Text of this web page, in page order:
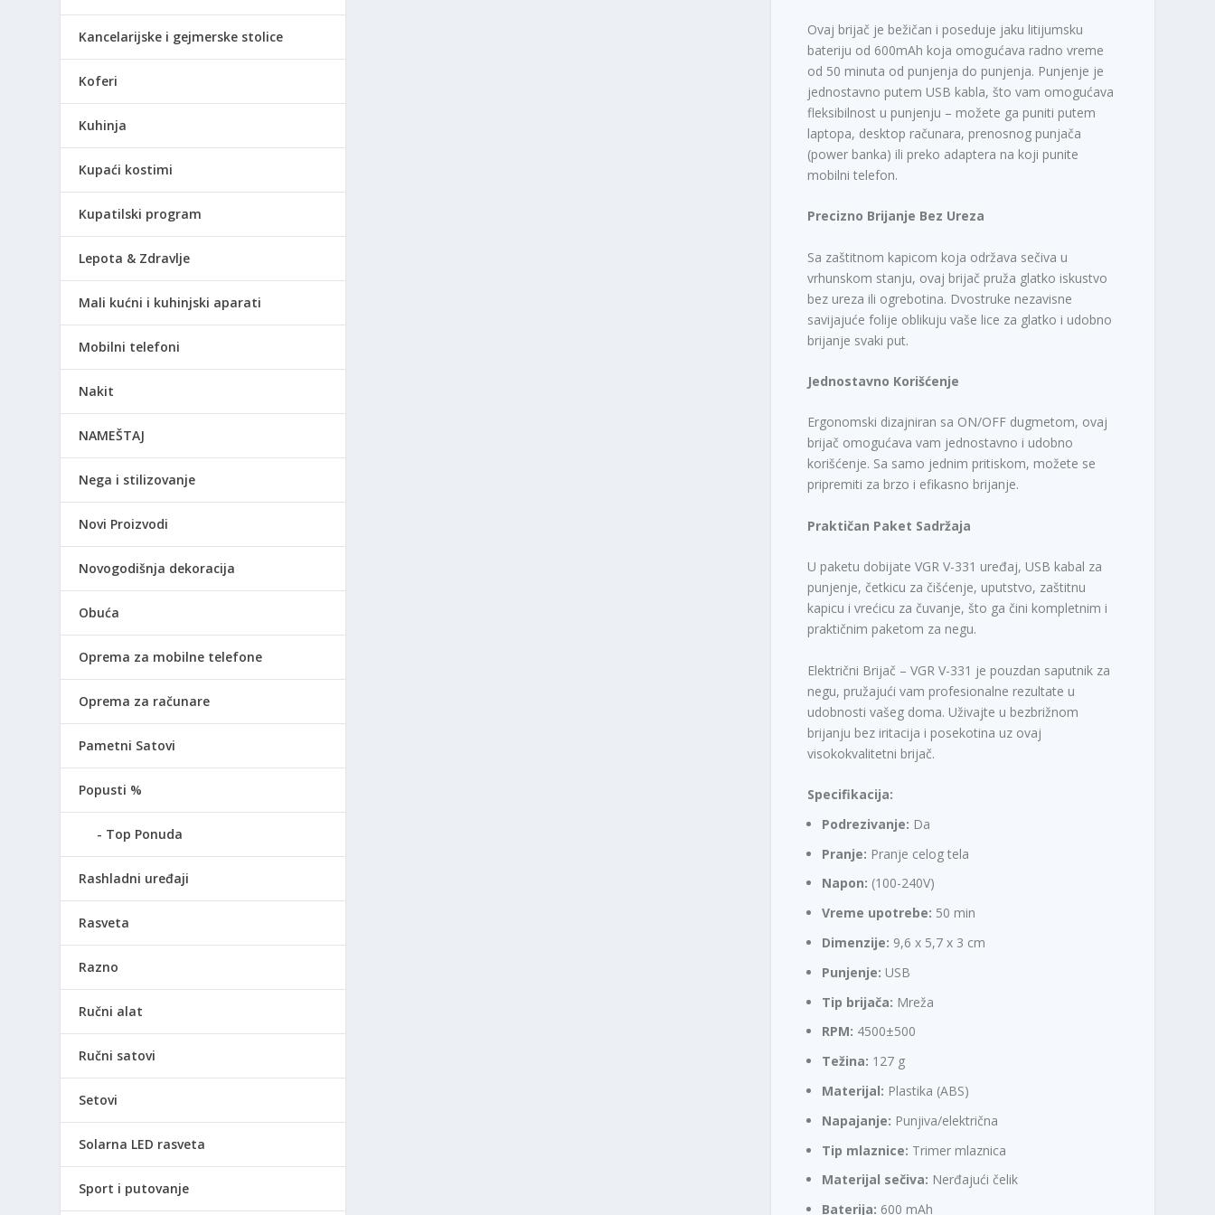
R
S
D
.
Ovaj brijač je bežičan i poseduje jaku litijumsku
bateriju od 600mAh koja omogućava radno vreme
od 50 minuta od punjenja do punjenja. Punjenje je
jednostavno putem USB kabla, što vam omogućava
fleksibilnost u punjenju – možete ga puniti putem
laptopa, desktop računara, prenosnog punjača
(power banka) ili preko adaptera na koji punite
mobilni telefon.
Precizno Brijanje Bez Ureza
Sa zaštitnom kapicom koja održava sečiva u
vrhunskom stanju, ovaj brijač pruža glatko iskustvo
bez ureza ili ogrebotina. Dvostruke nezavisne
savijajuće folije oblikuju vaše lice za glatko i udobno
brijanje svaki put.
Jednostavno Korišćenje
Ergonomski dizajniran sa ON/OFF dugmetom, ovaj
brijač omogućava vam jednostavno i udobno
korišćenje. Sa samo jednim pritiskom, možete se
pripremiti za brzo i efikasno brijanje.
Praktičan Paket Sadržaja
U paketu dobijate VGR V-331 uređaj, USB kabal za
punjenje, četkicu za čišćenje, uputstvo, zaštitnu
kapicu i vrećicu za čuvanje, što ga čini kompletnim i
praktičnim paketom za negu.
Električni Brijač – VGR V-331 je pouzdan saputnik za
negu, pružajući vam profesionalne rezultate u
udobnosti vašeg doma. Uživajte u bezbrižnom
brijanju bez iritacija i posekotina uz ovaj
visokokvalitetni brijač.
Specifikacija:
Podrezivanje: Da
Pranje: Pranje celog tela
Napon: (100-240V)
Vreme upotrebe: 50 min
Dimenzije: 9,6 x 5,7 x 3 cm
Punjenje: USB
Tip brijača: Mreža
RPM: 4500±500
Težina: 127 g
Materijal: Plastika (ABS)
Napajanje: Punjiva/električna
Tip mlaznice: Trimer mlaznica
Materijal sečiva: Nerđajući čelik
Baterija: 600 mAh
Kancelarijske i gejmerske stolice
Koferi
Kuhinja
Kupaći kostimi
Kupatilski program
Lepota & Zdravlje
Mali kućni i kuhinjski aparati
Mobilni telefoni
Nakit
NAMEŠTAJ
Nega i stilizovanje
Novi Proizvodi
Novogodišnja dekoracija
Obuća
Oprema za mobilne telefone
Oprema za računare
Pametni Satovi
Popusti %
Top Ponuda
Rashladni uređaji
Rasveta
Razno
Ručni alat
Ručni satovi
Setovi
Solarna LED rasveta
Sport i putovanje